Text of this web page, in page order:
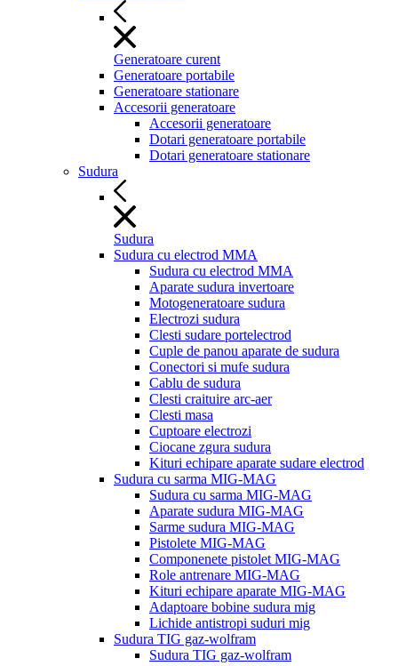
Generatoare curent
Generatoare portabile
Generatoare stationare
Accesorii generatoare
Accesorii generatoare
Dotari generatoare portabile
Dotari generatoare stationare
Sudura
Sudura
Sudura cu electrod MMA
Sudura cu electrod MMA
Aparate sudura invertoare
Motogeneratoare sudura
Electrozi sudura
Clesti sudare portelectrod
Cuple de panou aparate de sudura
Conectori si mufe sudura
Cablu de sudura
Clesti craituire arc-aer
Clesti masa
Cuptoare electrozi
Ciocane zgura sudura
Kituri echipare aparate sudare electrod
Sudura cu sarma MIG-MAG
Sudura cu sarma MIG-MAG
Aparate sudura MIG-MAG
Sarme sudura MIG-MAG
Pistolete MIG-MAG
Componenete pistolet MIG-MAG
Role antrenare MIG-MAG
Kituri echipare aparate MIG-MAG
Adaptoare bobine sudura mig
Lichide antistropi suduri mig
Sudura TIG gaz-wolfram
Sudura TIG gaz-wolfram